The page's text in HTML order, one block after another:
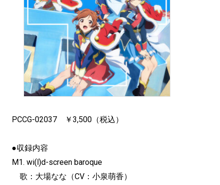
PCCG-02037 ￥3,500（税込）
●収録内容
M1. wi(l)d-screen baroque
歌：大場なな（CV：小泉萌香）